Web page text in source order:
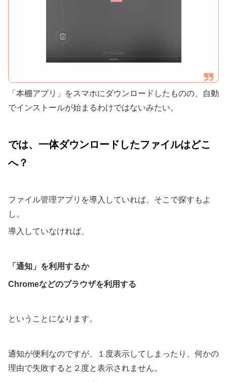
「本棚アプリ」をスマホにダウンロードしたものの、自動
でインストールが始まるわけではないみたい。
では、一体ダウンロードしたファイルはどこ
へ？
ファイル管理アプリを導入していれば、そこで探すもよ
し。
導入していなければ、
「通知」を利用するか
Chromeなどのブラウザを利用する
ということになります。
通知が便利なのですが、１度表示してしまったり、何かの
理由で失敗すると２度と表示されません。